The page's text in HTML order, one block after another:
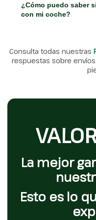
¿Cómo puedo saber
con mi coche?
Consulta todas nuestras
respuestas sobre
La mejor
Esto es lo